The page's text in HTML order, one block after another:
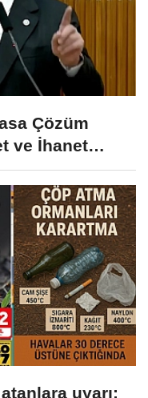
Çözüm
ve İhanet
uyarı: